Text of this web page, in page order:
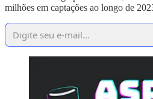
milhões em captações ao longo de